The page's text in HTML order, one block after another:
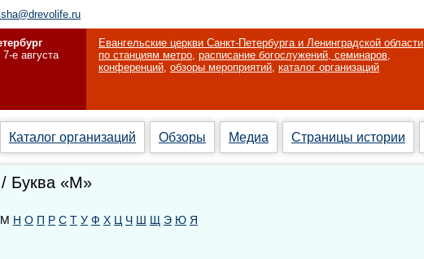
е августа
Евангельские церкви Санкт-Петербурга и Ленинградской области
по станциям метро, расписание богослужений, семинаров,
конференций, обзоры мероприятий, каталог организаций
Каталог организаций Обзоры Медиа Страницы истории
Буква «М»
М Н О П Р С Т У Ф Х Ц Ч Ш Щ Э Ю Я